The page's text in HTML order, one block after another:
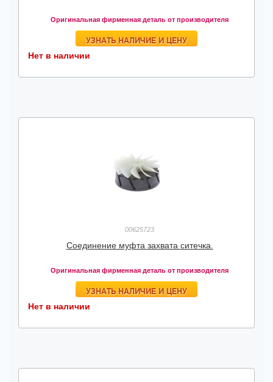
Оригинальная фирменная деталь от производителя
УЗНАТЬ НАЛИЧИЕ И ЦЕНУ
Нет в наличии
00625723
Соединение муфта захвата ситечка.
Оригинальная фирменная деталь от производителя
УЗНАТЬ НАЛИЧИЕ И ЦЕНУ
Нет в наличии